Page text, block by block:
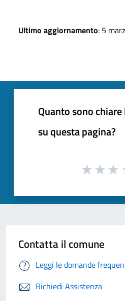
Ultimo aggiornamento: 5
Quanto sono
su questa pagina?
Contatta il comune
Leggi le domande
Richiedi Assistenza